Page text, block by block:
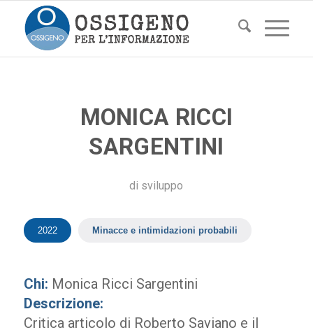
MONICA RICCI
SARGENTINI
di sviluppo
2022 Minacce e intimidazioni probabili
Chi: Monica Ricci Sargentini
Descrizione:
Critica articolo di Roberto Saviano e il